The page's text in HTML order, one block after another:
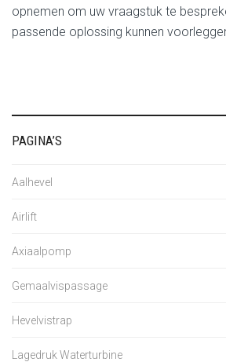
opnemen om uw vraagstuk te
passende oplossing kunnen
PAGINA’S
Aalhevel
Airlift
Axiaalpomp
Gemaalvispassage
Hevelvistrap
Lagedruk Waterturbine